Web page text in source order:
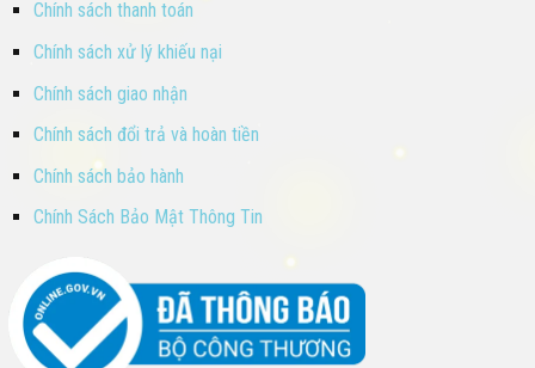
Chính sách thanh toán
Chính sách xử lý khiếu nại
Chính sách giao nhận
Chính sách đổi trả và hoàn tiền
Chính sách bảo hành
Chính Sách Bảo Mật Thông Tin